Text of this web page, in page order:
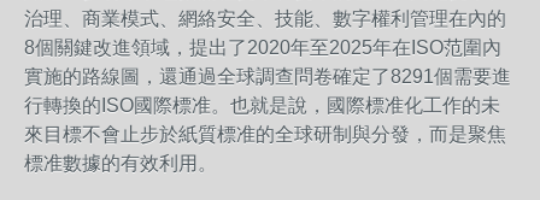
治理、商業模式、網絡安全、技能、數字權利管理在內的
8個關鍵改進領域，提出了2020年至2025年在ISO范圍內
實施的路線圖，還通過全球調查問卷確定了8291個需要進
行轉換的ISO國際標准。也就是說，國際標准化工作的未
來目標不會止步於紙質標准的全球研制與分發，而是聚焦
標准數據的有效利用。